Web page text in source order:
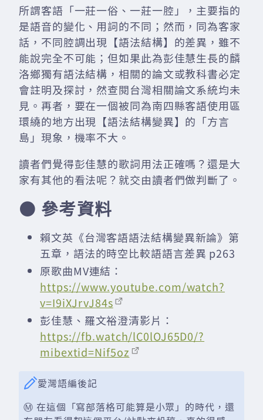
所謂客語「一莊一俗、一莊一腔」，主要指的
是語音的變化、用詞的不同；然而，同為客家
話，不同腔調出現【語法結構】的差異，雖不
能說完全不可能；但如果此為彭佳慧生長的麟
洛鄉獨有語法結構，相關的論文或教科書必定
會註明及探討，然查閱台灣相關論文系統均未
見。再者，要在一個被同為南四縣客語使用區
環繞的地方出現【語法結構變異】的「方言
島」現象，機率不大。
讀者們覺得彭佳慧的歌詞用法正確嗎？還是大
家有其他的看法呢？就交由讀者們做判斷了。
⚫ 參考資料
賴文英《台灣客語語法結構變異新論》第
五章，語法的時空比較語語言差異 p263
原歌曲MV連結：
https://www.youtube.com/watch?
v=I9iXJrvJ84s
彭佳慧、羅文裕澄清影片：
https://fb.watch/lC0lOJ65D0/?
mibextid=Nif5oz
愛灣語編後記
Ⓜ️ 在這個「寫部落格可能算是小眾」的時代，還